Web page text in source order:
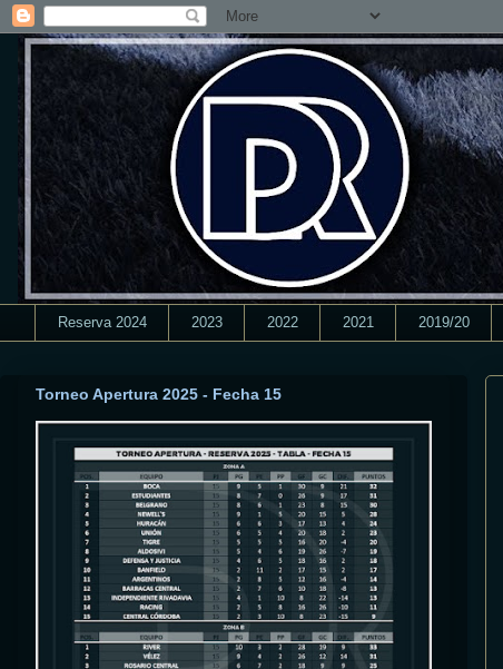
Reserva 2024 2023 2022 2021 2019/20
Torneo Apertura 2025 - Fecha 15